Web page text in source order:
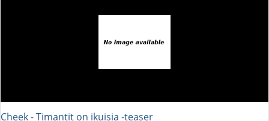
Cheek - Timantit on ikuisia -teaser